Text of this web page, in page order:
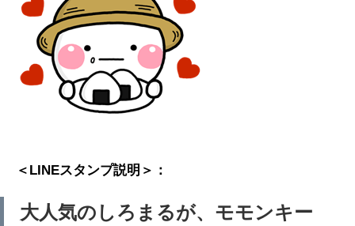
＜LINEスタンプ説明＞：
大人気のしろまるが、モモンキー